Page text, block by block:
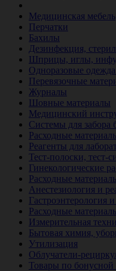
Медицинская мебель
Перчатки
Бахилы
Дезинфекция,
Шприцы, иглы,
Одноразовые одежда
Перевязочные
Журналы
Шовные материалы
Медицинский
Системы для забора
Расходные
Реагенты для
Тест-полоски, тест-
Гинекологические
Расходные
Анестезиология и
Гастроэнтерология
Расходные
Измерительная
Бытовая химия,
Утилизация
Облучатели-
Товары по бонусной